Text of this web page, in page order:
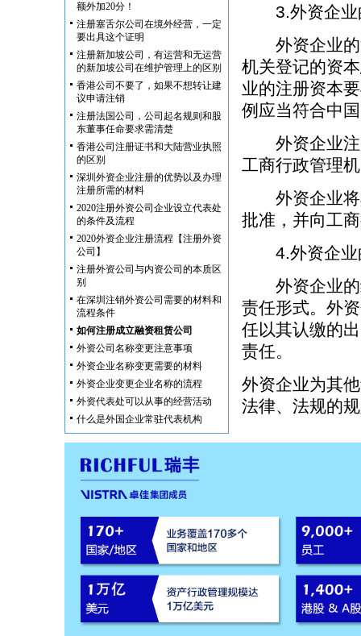
额外加20分！
注册塞舌尔公司在境外经营，一定
要出具这个证明
注册新加坡公司，有运营和无运营
的新加坡公司在维护管理上的区别
香港公司不要了，如果不想转让建
议申请注销
注册法国公司，公司起名规则和股
东董事任命要求需清楚
香港公司注册证书和大陆营业执照
的区别
深圳外资企业注册的优势以及办理
注册所需的材料
2020注册外资公司企业设立代表处
的条件及流程
2020外资企业注册流程【注册外资
公司】
注册外资公司与内资公司的本质区
别
在深圳注销外资公司需要的材料和
流程条件
如何注册成立融资租赁公司
外资公司名称变更注意事项
外资企业名称变更需要的材料
外资企业变更企业名称的流程
外资代表处可以从事的经营活动
什么是外国企业常驻代表机构
3.外资企业
外资企业的
机关登记的资
业的注册资本
例应当符合中
外资企业注
工商行政管理
外资企业将
批准，并向工
4.外资企业
外资企业的
责任形式。外
任以其认缴的
责任。
外资企业为其
法律、法规的